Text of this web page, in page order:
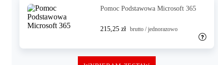
Pomoc Podstawowa Microsoft 365
215,25 zł brutto / jednorazowo